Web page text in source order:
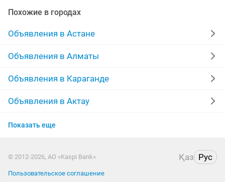
Похожие в городах
Объявления в Астане
Объявления в Алматы
Объявления в Караганде
Объявления в Актау
Объявления в Уральске
Показать еще
© 2012-2026, АО «Kaspi Bank» Қаз Рус
Пользовательское соглашение